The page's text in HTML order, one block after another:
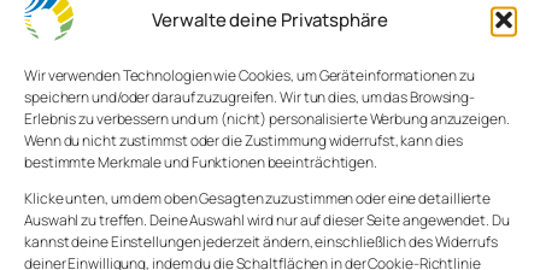
Verwalte deine Privatsphäre
Wir verwenden Technologien wie Cookies, um Geräteinformationen zu
speichern und/oder darauf zuzugreifen. Wir tun dies, um das Browsing-
Erlebnis zu verbessern und um (nicht) personalisierte Werbung anzuzeigen.
Wenn du nicht zustimmst oder die Zustimmung widerrufst, kann dies
bestimmte Merkmale und Funktionen beeinträchtigen.
Klicke unten, um dem oben Gesagten zuzustimmen oder eine detaillierte
Auswahl zu treffen. Deine Auswahl wird nur auf dieser Seite angewendet. Du
kannst deine Einstellungen jederzeit ändern, einschließlich des Widerrufs
deiner Einwilligung, indem du die Schaltflächen in der Cookie-Richtlinie
kritischen Situationen messerscharf ist?
Bisher gibt es kein Patentrezept für Höchstleistung,
für jeden Spieler und jedes Team können die
Lösungen sehr unterschiedlich aussehen. Um die
Kreation solcher Lösungen bemühen sich die E-
Sport Psychologen.
Talent oder Erfahrung?